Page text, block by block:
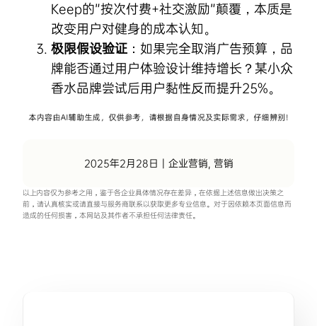
Keep的”按次付费+社交激励”颠覆，本质是
改变用户对健身的成本认知。
极限假设验证：如果完全取消广告预算，品
牌能否通过用户体验设计维持增长？某小众
香水品牌尝试后用户黏性反而提升25%。
2025年2月28日 企业营销, 营销
以上内容仅为参考之用，鉴于各企业具体情况存在差异，在依据上述信息做出决策之
前，请认真核实或请直接与服务商联系以获取更多专业信息。对于因依赖本页面信息而
造成的任何损害，本网站及其作者不承担任何法律责任。